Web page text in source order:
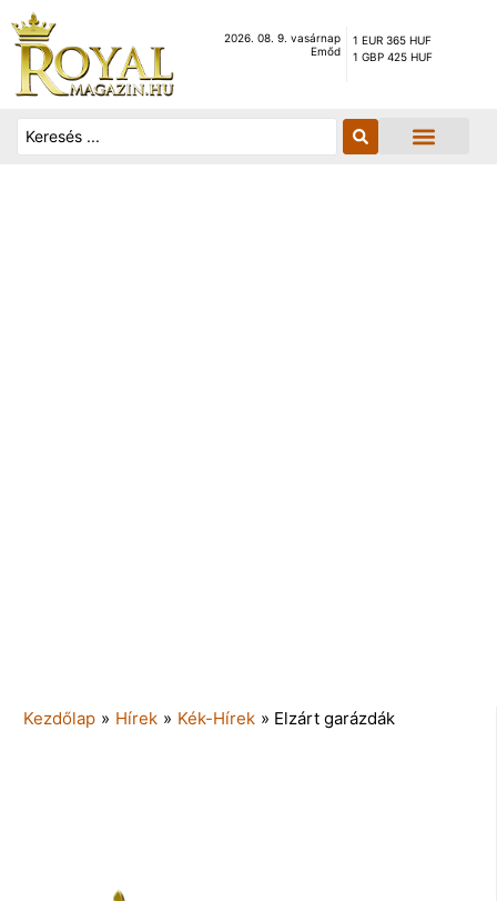
2026. 08. 9. vasárnap
Emőd
1 EUR 365 HUF
1 GBP 425 HUF
Kezdőlap » Hírek » Kék-Hírek » Elzárt garázdák